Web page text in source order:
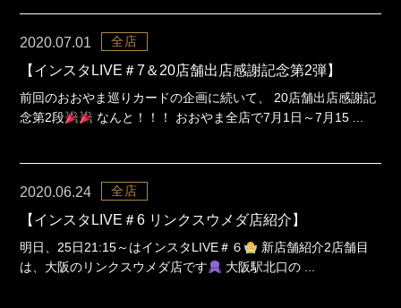
2020.07.01 全店
【インスタLIVE＃7＆20店舗出店感謝記念第2弾】
前回のおおやま巡りカードの企画に続いて、 20店舗出店感謝記
念第2段
なんと！！！ おおやま全店で7月1日～7月15 ...
2020.06.24 全店
【インスタLIVE＃6 リンクスウメダ店紹介】
明日、25日21:15～はインスタLIVE＃６
新店舗紹介2店舗目
は、大阪のリンクスウメダ店です
大阪駅北口の ...